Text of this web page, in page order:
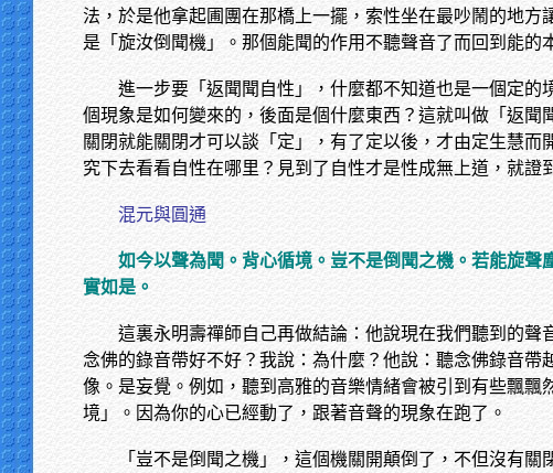
法，於是他拿起圃團在那橋上一擺，索性坐在最吵鬧的地
是「旋汝倒聞機」。那個能聞的作用不聽聲音了而回到能的
進一步要「返聞聞自性」，什麼都不知道也是一個定
個現象是如何變來的，後面是個什麼東西？這就叫做「返
關閉就能關閉才可以談「定」，有了定以後，才由定生慧
究下去看看自性在哪里？見到了自性才是性成無上道，就
混元與圓通
如今以聲為聞。背心循境。豈不是倒聞之機。若能旋
實如是。
這裏永明壽禪師自己再做結論：他說現在我們聽到的
念佛的錄音帶好不好？我說：為什麼？他說：聽念佛錄音
像。是妄覺。例如，聽到高雅的音樂情緒會被引到有些飄
境」。因為你的心已經動了，跟著音聲的現象在跑了。
「豈不是倒聞之機」，這個機關開顛倒了，不但沒有關